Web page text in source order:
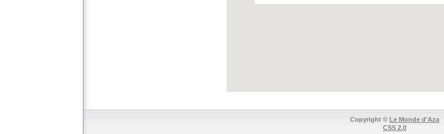
Copyright © Le Monde d'Aza
CSS 2.0